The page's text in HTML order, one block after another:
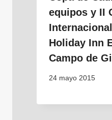
equipos y II
Holiday Inn
Campo de
24 mayo 2015